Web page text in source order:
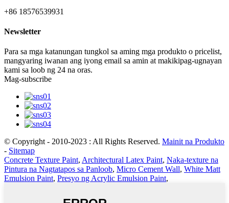
+86 18576539931
Newsletter
Para sa mga katanungan tungkol sa aming mga produkto o pricelist,
mangyaring iwanan ang iyong email sa amin at makikipag-ugnayan
kami sa loob ng 24 na oras.
Mag-subscribe
© Copyright - 2010-2023 : All Rights Reserved. Mainit na Produkto
- Sitemap
Concrete Texture Paint, Architectural Latex Paint, Naka-texture na
Pintura na Nagtatapos sa Panloob, Micro Cement Wall, White Matt
Emulsion Paint, Presyo ng Acrylic Emulsion Paint,